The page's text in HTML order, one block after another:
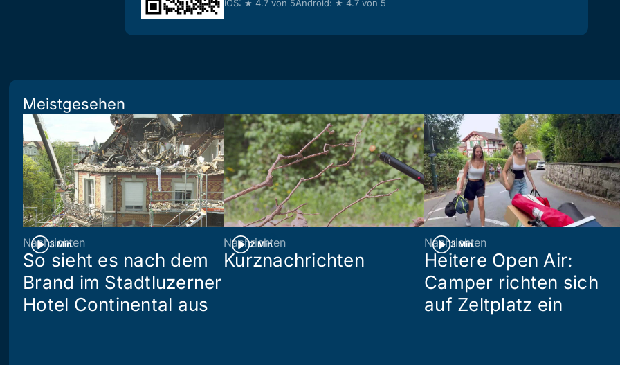
iOS: ★ 4.7 von 5Android: ★ 4.7 von 5
Meistgesehen
3 Min
Nachrichten
So sieht es nach dem
Brand im Stadtluzerner
Hotel Continental aus
2 Min
Nachrichten
Kurznachrichten
3 Min
Nachrichten
Heitere Open Air:
Camper richten sich
auf Zeltplatz ein